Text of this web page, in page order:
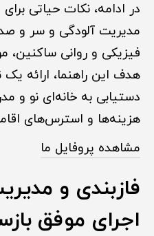
در ادامه، نکات حیاتی برای
مدیریت آلودگی و سر و
فیزیکی و روانی ساکنین،
هدف این راهنما، ارائه یک
دستیابی به خانه‌ای نو و
هزینه‌ها و استرس‌های
مشاهده پروفایل ما
فازبندی و
اجرای موفق